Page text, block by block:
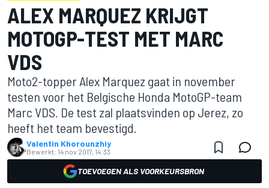
ALEX MARQUEZ KRIJGT
MOTOGP-TEST MET MARC
VDS
Moto2-topper Alex Marquez gaat in november
testen voor het Belgische Honda MotoGP-team
Marc VDS. De test zal plaatsvinden op Jerez, zo
heeft het team bevestigd.
Valentin Khorounzhiy
Bewerkt: 14 nov 2017, 14:33
TOEVOEGEN ALS VOORKEURSBRON